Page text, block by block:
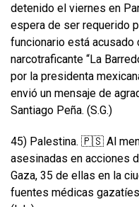
detenido el viernes en
espera de ser requerido
funcionario está acusado
narcotraficante “La
por la presidenta
envió un mensaje de
Santiago Peña. (S.G.)
45) Palestina. 🇵🇸 Al
asesinadas en acciones
Gaza, 35 de ellas en la
fuentes médicas